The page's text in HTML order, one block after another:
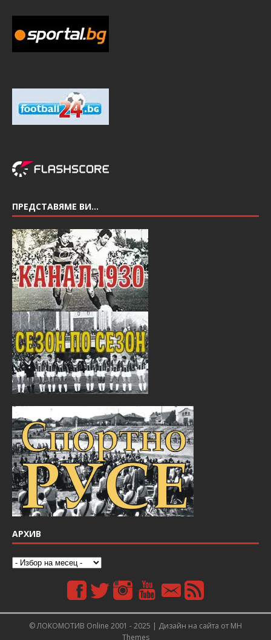
ПРЕДСТАВЯМЕ ВИ…
АРХИВ
© ЛОКОМОТИВ Online 2001 - 2025 | Дизайн на сайта от MH
Themes